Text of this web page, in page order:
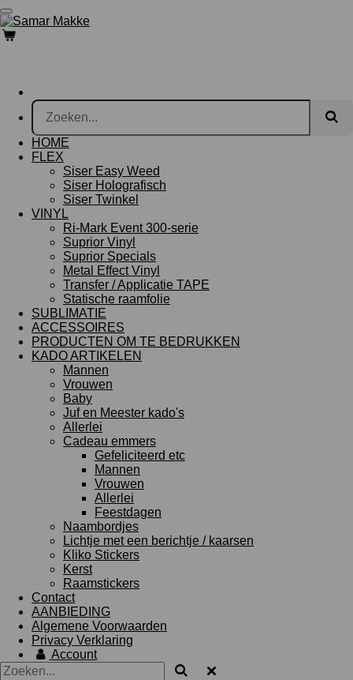
Ga
direct
naar
HOME
FLEX
Siser Easy Weed
Siser Holografisch
Siser Twinkel
VINYL
Ri-Mark Event 300-serie
Suprior Vinyl
Suprior Specials
Metal Effect Vinyl
Transfer / Applicatie TAPE
Statische raamfolie
SUBLIMATIE
ACCESSOIRES
PRODUCTEN OM TE BEDRUKKEN
KADO ARTIKELEN
Mannen
Vrouwen
Baby
Juf en Meester kado's
Allerlei
Cadeau emmers
Gefeliciteerd etc
Mannen
Vrouwen
Allerlei
Feestdagen
Naambordjes
Lichtje met een berichtje / kaarsen
Kliko Stickers
Kerst
Raamstickers
Contact
AANBIEDING
Algemene Voorwaarden
Privacy Verklaring
Account